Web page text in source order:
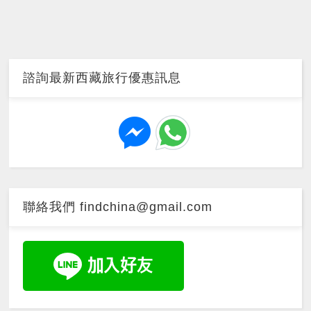
諮詢最新西藏旅行優惠訊息
聯絡我們 findchina@gmail.com